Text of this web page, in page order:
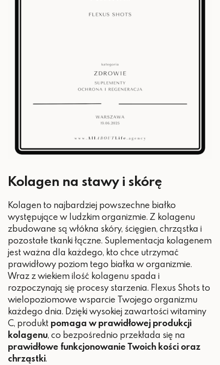
Kolagen na stawy i skórę
Kolagen to najbardziej powszechne białko
występujące w ludzkim organizmie. Z kolagenu
zbudowane są włókna skóry, ścięgien, chrząstka i
pozostałe tkanki łączne. Suplementacja kolagenem
jest ważna dla każdego, kto chce utrzymać
prawidłowy poziom tego białka w organizmie.
Wraz z wiekiem ilość kolagenu spada i
rozpoczynają się procesy starzenia. Flexus Shots to
wielopoziomowe wsparcie Twojego organizmu
każdego dnia. Dzięki wysokiej zawartości witaminy
C, produkt pomaga w prawidłowej produkcji
kolagenu, co bezpośrednio przekłada się na
prawidłowe funkcjonowanie Twoich kości oraz
chrząstki.